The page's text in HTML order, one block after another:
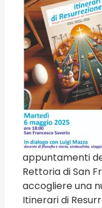
appuntamenti
Rettoria di San
accogliere una
Itinerari di